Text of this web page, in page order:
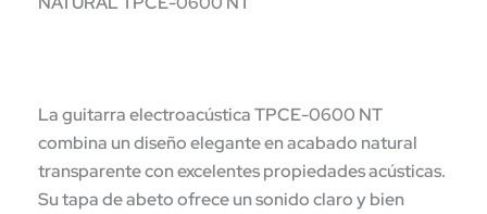
La guitarra electroacústica TPCE-0600 NT
combina un diseño elegante en acabado natural
transparente con excelentes propiedades acústicas.
Su tapa de abeto ofrece un sonido claro y bien